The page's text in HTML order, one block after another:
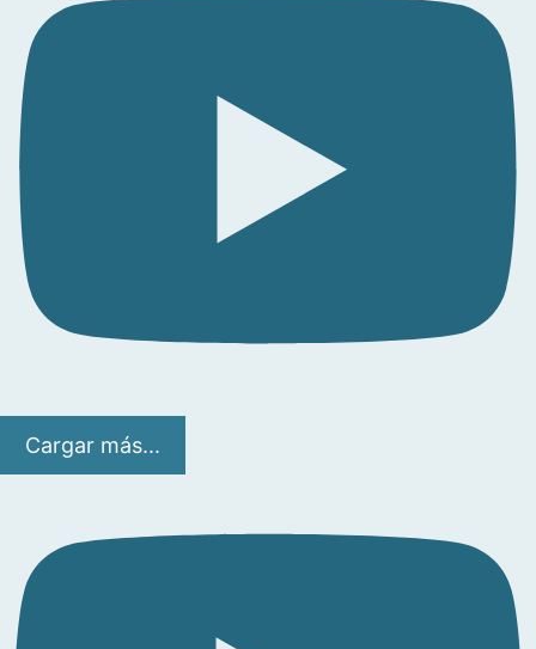
Cargar más...